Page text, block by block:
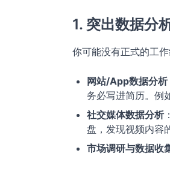
1. 突出数据分
你可能没有正式的工
网站/App数据分析
务必写进简历。例
社交媒体数据分析
盘，发现视频内容
市场调研与数据收